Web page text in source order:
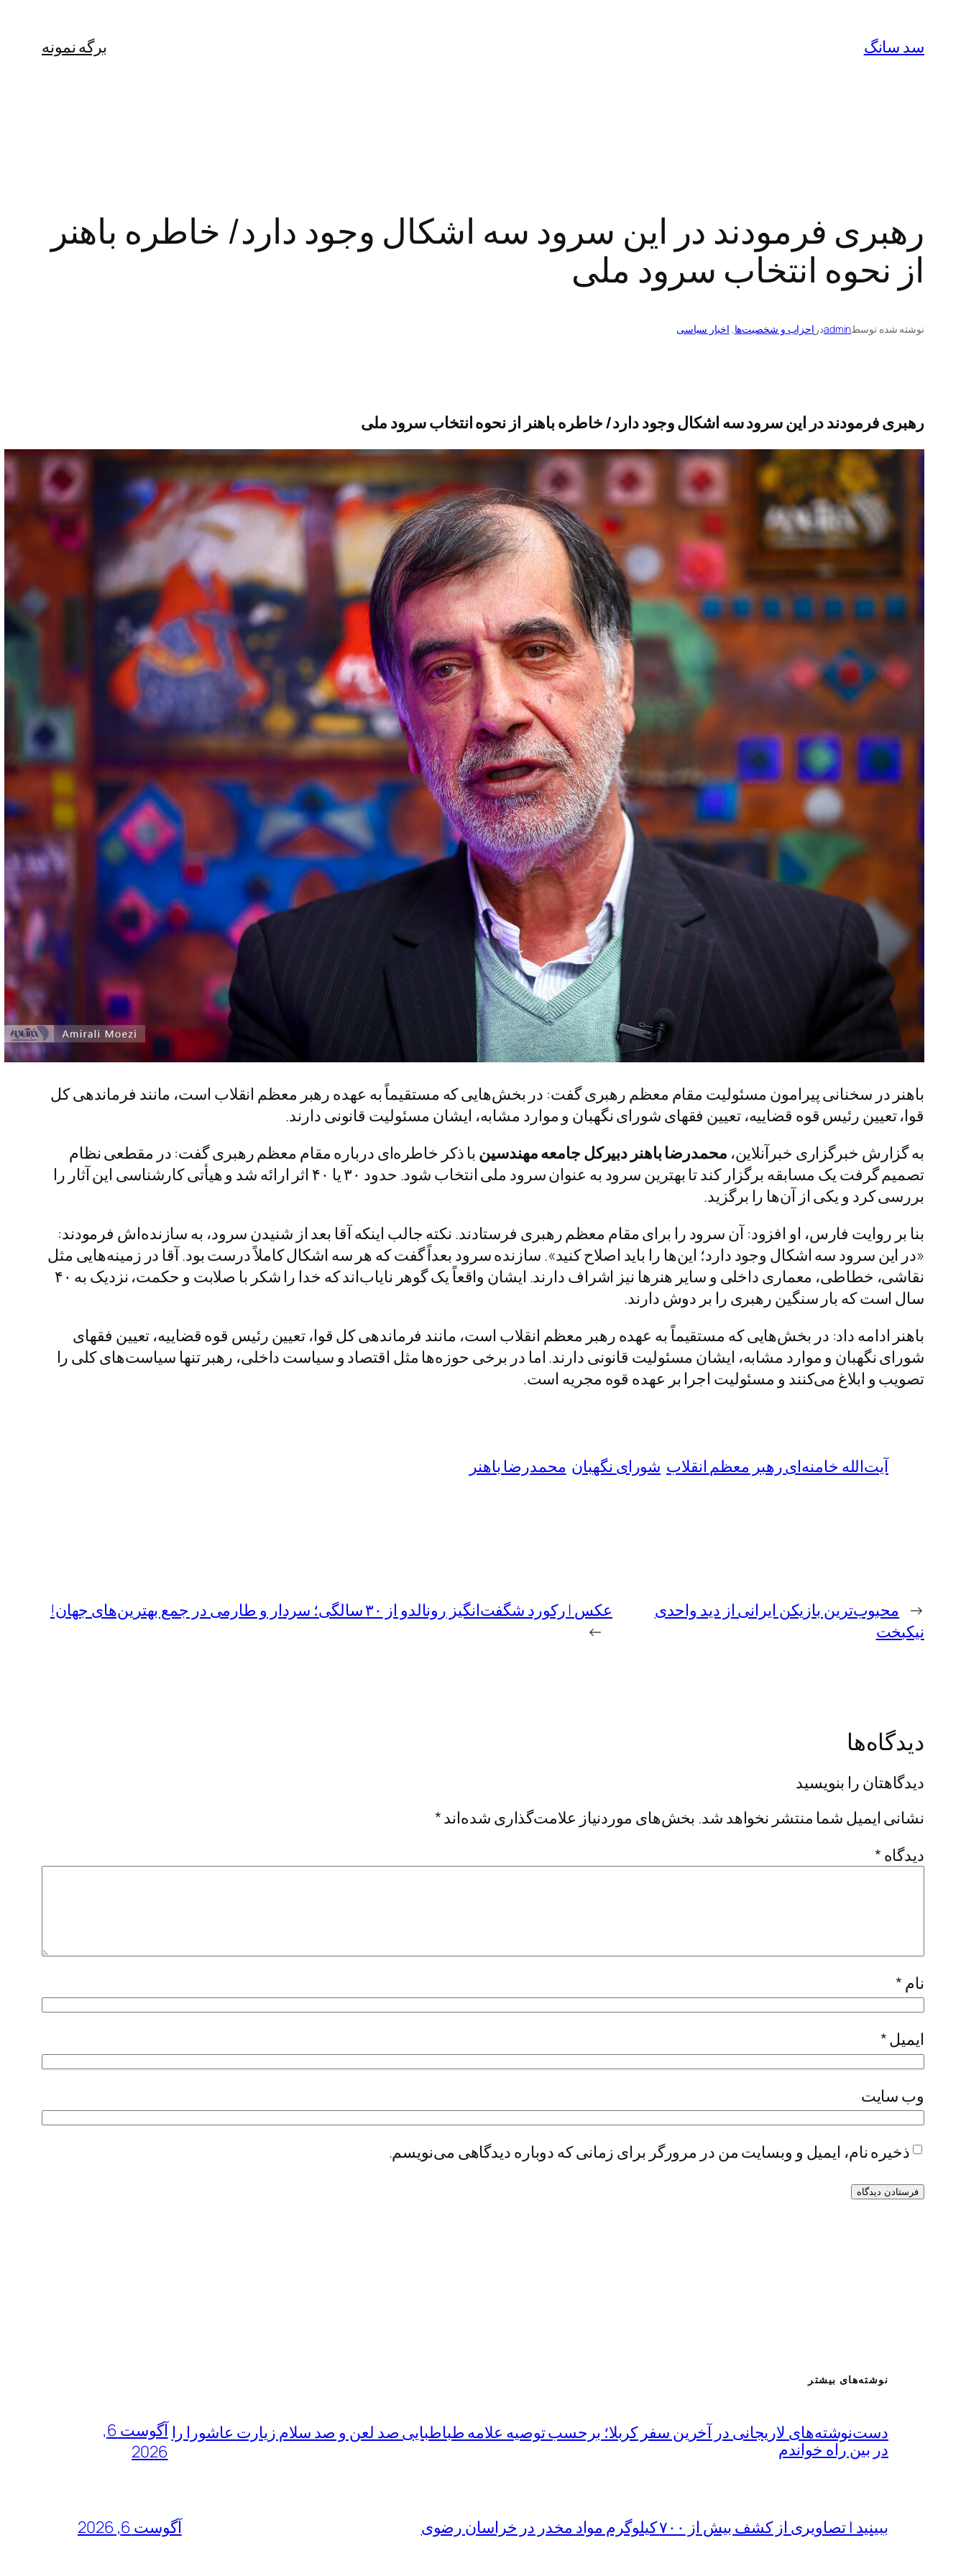
سد سانگ برگه نمونه
رهبری فرمودند در این سرود سه اشکال وجود دارد/ خاطره باهنر
از نحوه انتخاب سرود ملی
نوشته شده توسطadminدر احزاب و شخصیت‌ها, اخبار سیاسی
رهبری فرمودند در این سرود سه اشکال وجود دارد/ خاطره باهنر از نحوه انتخاب سرود ملی
باهنر در سخنانی پیرامون مسئولیت مقام معظم رهبری گفت: در بخش‌هایی که مستقیماً به عهده رهبر معظم انقلاب است، مانند فرماندهی کل
قوا، تعیین رئیس قوه قضاییه، تعیین فقهای شورای نگهبان و موارد مشابه، ایشان مسئولیت قانونی دارند.
به گزارش خبرگزاری خبرآنلاین، محمدرضا باهنر دبیرکل جامعه مهندسین با ذکر خاطره‌ای درباره مقام معظم رهبری گفت: در مقطعی نظام
تصمیم گرفت یک مسابقه برگزار کند تا بهترین سرود به عنوان سرود ملی انتخاب شود. حدود ۳۰ یا ۴۰ اثر ارائه شد و هیأتی کارشناسی این آثار را
بررسی کرد و یکی از آن‌ها را برگزید.
بنا بر روایت فارس، او افزود: آن سرود را برای مقام معظم رهبری فرستادند. نکته جالب اینکه آقا بعد از شنیدن سرود، به سازنده‌اش فرمودند:
«در این سرود سه اشکال وجود دارد؛ این‌ها را باید اصلاح کنید». سازنده سرود بعداً گفت که هر سه اشکال کاملاً درست بود. آقا در زمینه‌هایی مثل
نقاشی، خطاطی، معماری داخلی و سایر هنرها نیز اشراف دارند. ایشان واقعاً یک گوهر نایاب‌اند که خدا را شکر با صلابت و حکمت، نزدیک به ۴۰
سال است که بار سنگین رهبری را بر دوش دارند.
باهنر ادامه داد: در بخش‌هایی که مستقیماً به عهده رهبر معظم انقلاب است، مانند فرماندهی کل قوا، تعیین رئیس قوه قضاییه، تعیین فقهای
شورای نگهبان و موارد مشابه، ایشان مسئولیت قانونی دارند. اما در برخی حوزه‌ها مثل اقتصاد و سیاست داخلی، رهبر تنها سیاست‌های کلی را
تصویب و ابلاغ می‌کنند و مسئولیت اجرا بر عهده قوه مجریه است.
آیت‌الله خامنه‌ای رهبر معظم انقلاب شورای نگهبان محمدرضا باهنر
← محبوب‌ترین بازیکن ایرانی از دید واحدی
نیکبخت
عکس | رکورد شگفت‌انگیز رونالدو از ۳۰ سالگی؛ سردار و طارمی در جمع بهترین‌های جهان!
→
دیدگاه‌ها
دیدگاهتان را بنویسید
نشانی ایمیل شما منتشر نخواهد شد. بخش‌های موردنیاز علامت‌گذاری شده‌اند*
دیدگاه *
نام *
ایمیل*
وب‌ سایت
ذخیره نام، ایمیل و وبسایت من در مرورگر برای زمانی که دوباره دیدگاهی می‌نویسم.
نوشته‌های بیشتر
دست‌نوشته‌های لاریجانی در آخرین سفر کربلا؛ برحسب توصیه علامه طباطبایی صد لعن و صد سلام زیارت عاشورا را
در بین راه خواندم
آگوست 6,
2026
ببینید | تصاویری از کشف بیش از ۷۰۰ کیلوگرم مواد مخدر در خراسان رضوی آگوست 6, 2026